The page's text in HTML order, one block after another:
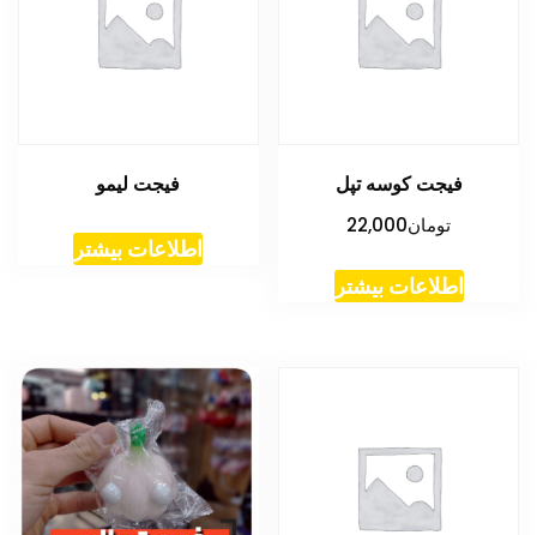
فیجت کوسه تپل
تومان22,000
اطلاعات بیشتر
فیجت لیمو
اطلاعات بیشتر